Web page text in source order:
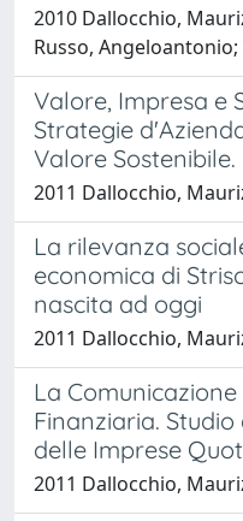
2010 Dallocchio,
Russo,
Valore, Impresa e
Strategie
Valore Sostenibile.
2011 Dallocchio,
La rilevanza
economica di
nascita ad oggi
2011 Dallocchio,
La
Finanziaria.
delle Imprese
2011 Dallocchio,